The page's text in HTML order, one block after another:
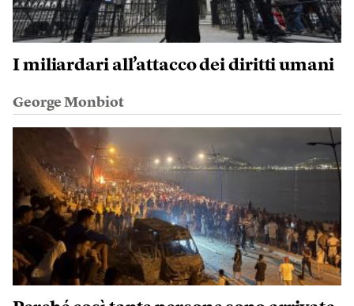
I miliardari all’attacco dei diritti umani
George Monbiot